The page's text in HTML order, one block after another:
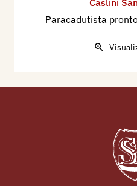
Caslini
Paracadutista